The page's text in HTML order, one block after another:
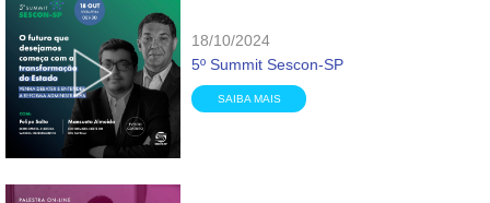
18/10/2024
5º Summit Sescon-SP
SAIBA MAIS